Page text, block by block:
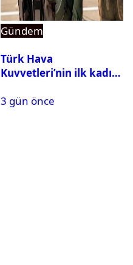
Gündem
Türk Hava
Kuvvetleri’nin ilk kadın
Karapınar hakkında
3 gün önce